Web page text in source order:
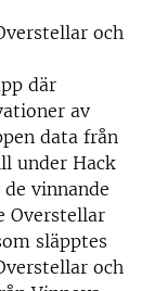
och
där
av
data från
under Hack
vinnande
Overstellar
släpptes
och